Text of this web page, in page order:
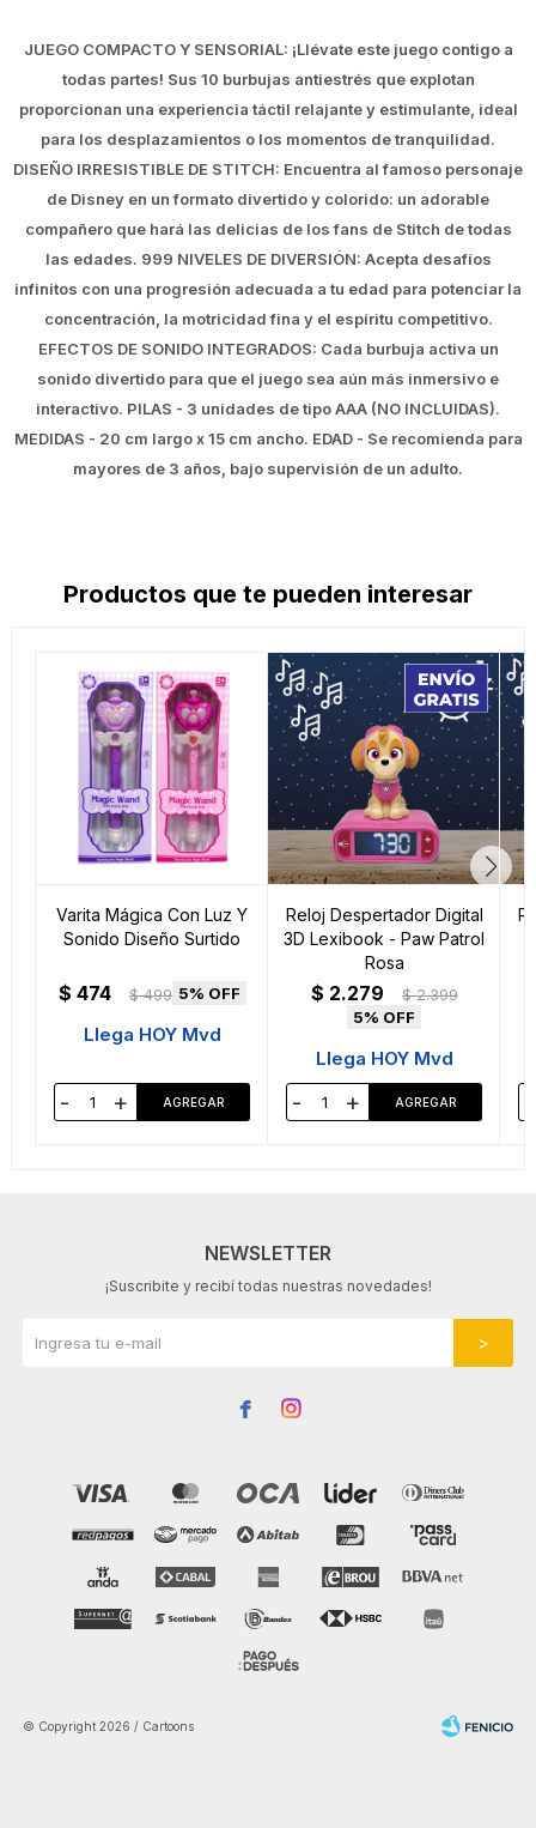
JUEGO COMPACTO Y SENSORIAL: ¡Llévate este juego contigo a
todas partes! Sus 10 burbujas antiestrés que explotan
proporcionan una experiencia táctil relajante y estimulante, ideal
para los desplazamientos o los momentos de tranquilidad.
DISEÑO IRRESISTIBLE DE STITCH: Encuentra al famoso personaje
de Disney en un formato divertido y colorido: un adorable
compañero que hará las delicias de los fans de Stitch de todas
las edades. 999 NIVELES DE DIVERSIÓN: Acepta desafíos
infinitos con una progresión adecuada a tu edad para potenciar la
concentración, la motricidad fina y el espíritu competitivo.
EFECTOS DE SONIDO INTEGRADOS: Cada burbuja activa un
sonido divertido para que el juego sea aún más inmersivo e
interactivo. PILAS - 3 unidades de tipo AAA (NO INCLUIDAS).
MEDIDAS - 20 cm largo x 15 cm ancho. EDAD - Se recomienda para
mayores de 3 años, bajo supervisión de un adulto.
Productos que te pueden interesar
Varita Mágica Con Luz Y
Sonido Diseño Surtido
$ 474 $ 499 5
Llega HOY Mvd
- +
Reloj Despertador Digital
3D Lexibook - Paw Patrol
Rosa
$ 2.279 $ 2.399
5
Llega HOY Mvd
- +
NEWSLETTER
¡Suscribite y recibí todas nuestras novedades!
 
© Copyright 2026 / Cartoons